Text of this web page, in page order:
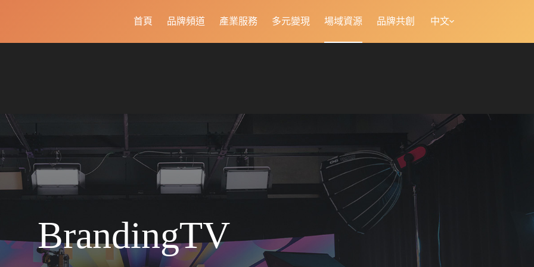
首頁 品牌頻道 產業服務 多元變現 場域資源 品牌共創 中文
BrandingTV